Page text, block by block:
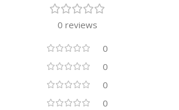
0 reviews
0
0
0
0